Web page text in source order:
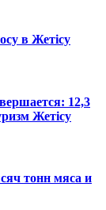
в Жетісу
12,3
Жетісу
тонн мяса и